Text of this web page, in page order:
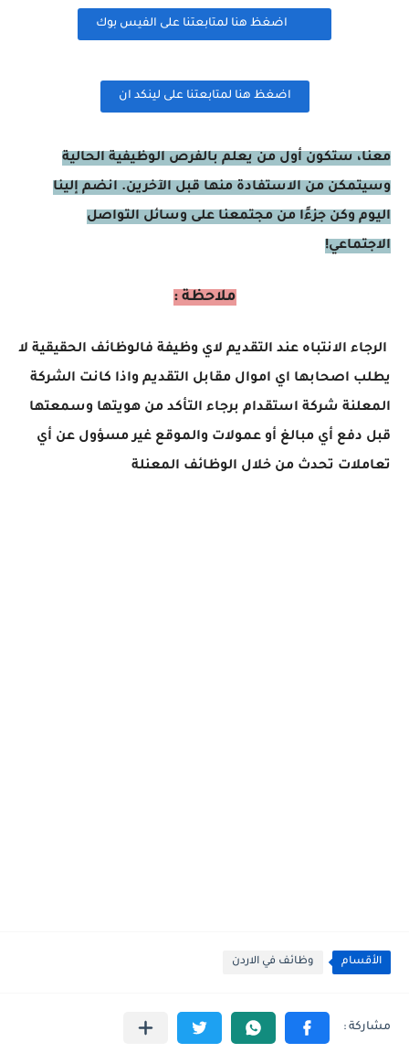
اضغظ هنا لمتابعتنا على الفيس بوك
اضغظ هنا لمتابعتنا على لينكد ان
معنا، ستكون أول من يعلم بالفرص الوظيفية الحالية
وسيتمكن من الاستفادة منها قبل الآخرين. انضم إلينا
اليوم وكن جزءًا من مجتمعنا على وسائل التواصل
الاجتماعي!
ملاحظة :
الرجاء الانتباه عند التقديم لاي وظيفة فالوظائف الحقيقية لا
يطلب اصحابها اي اموال مقابل التقديم واذا كانت الشركة
المعلنة شركة استقدام برجاء التأكد من هويتها وسمعتها
قبل دفع أي مبالغ أو عمولات والموقع غير مسؤول عن أي
تعاملات تحدث من خلال الوظائف المعنلة
الأقسام وظائف في الاردن